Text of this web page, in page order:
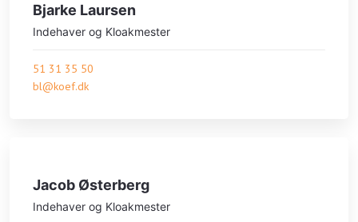
Bjarke Laursen
Ind​ehaver og ​Kloakmester
51 31 35 50
bl@koef.dk
Jacob Østerberg
Indehaver og Kloakmester